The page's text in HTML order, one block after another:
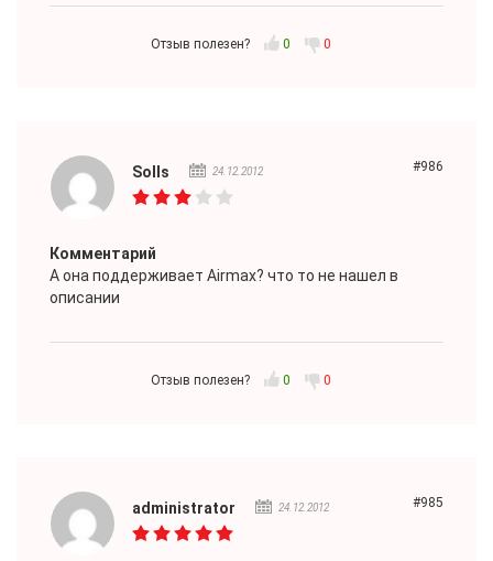
Отзыв полезен? 0 0
#986
Solls 24.12.2012
Комментарий
А она поддерживает Airmax? что то не нашел в
описании
Отзыв полезен? 0 0
#985
administrator 24.12.2012